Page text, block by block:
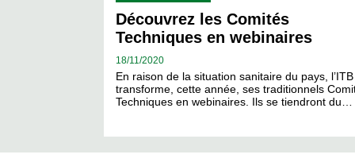
Découvrez les Comités
Techniques en webinaires
18/11/2020
En raison de la situation sanitaire du pays, l’ITB
transforme, cette année, ses traditionnels
Techniques en webinaires. Ils se tiendront du…